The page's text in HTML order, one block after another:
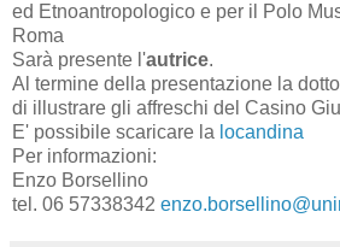
ed Etnoantropologico e per il Polo
Roma
Sarà presente l'autrice.
Al termine della presentazione la
di illustrare gli affreschi del Casino
E' possibile scaricare la locandina
Per informazioni:
Enzo Borsellino
tel. 06 57338342